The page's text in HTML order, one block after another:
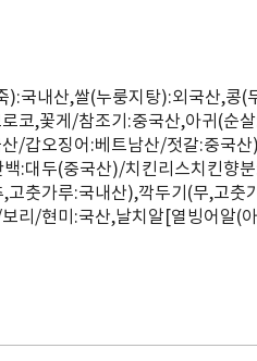
국내산,쌀(누룽지탕):외국산,콩(
코,꽃게/참조기:중국산,아귀(순
/갑오징어:베트남산/젓갈:중국
:대두(중국산)/치킨리스치킨향
춧가루:국내산),깍두기(무,고춧
리/현미:국산,날치알[열빙어알(